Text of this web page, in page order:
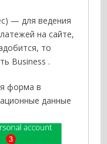
— для ведения
на сайте,
то
Business .
форма в
данные